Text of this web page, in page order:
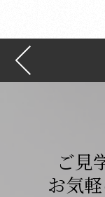
ご見
お気